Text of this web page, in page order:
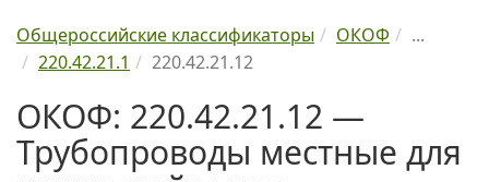
Общероссийские классификаторы ОКОФ
...
220.42.21.1
220.42.21.12
ОКОФ: 220.42.21.12 —
Трубопроводы местные для